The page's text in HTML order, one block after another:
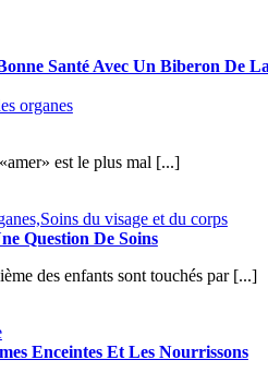
Santé Avec Un Biberon De
organes
est le plus mal [...]
du visage et du corps
Question De Soins
des enfants sont touchés par [...]
Enceintes Et Les Nourrissons